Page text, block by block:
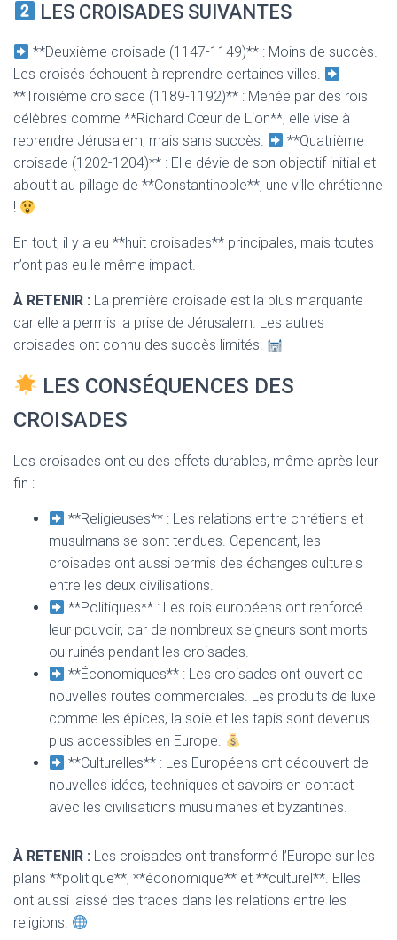
LES CROISADES SUIVANTES
**Deuxième croisade (1147-1149)** : Moins de succès.
Les croisés échouent à reprendre certaines villes.
**Troisième croisade (1189-1192)** : Menée par des rois
célèbres comme **Richard Cœur de Lion**, elle vise à
reprendre Jérusalem, mais sans succès.
**Quatrième
croisade (1202-1204)** : Elle dévie de son objectif initial et
aboutit au pillage de **Constantinople**, une ville chrétienne
!
En tout, il y a eu **huit croisades** principales, mais toutes
n’ont pas eu le même impact.
À RETENIR : La première croisade est la plus marquante
car elle a permis la prise de Jérusalem. Les autres
croisades ont connu des succès limités.
LES CONSÉQUENCES DES
CROISADES
Les croisades ont eu des effets durables, même après leur
fin :
**Religieuses** : Les relations entre chrétiens et
musulmans se sont tendues. Cependant, les
croisades ont aussi permis des échanges culturels
entre les deux civilisations.
**Politiques** : Les rois européens ont renforcé
leur pouvoir, car de nombreux seigneurs sont morts
ou ruinés pendant les croisades.
**Économiques** : Les croisades ont ouvert de
nouvelles routes commerciales. Les produits de luxe
comme les épices, la soie et les tapis sont devenus
plus accessibles en Europe.
**Culturelles** : Les Européens ont découvert de
nouvelles idées, techniques et savoirs en contact
avec les civilisations musulmanes et byzantines.
À RETENIR : Les croisades ont transformé l’Europe sur les
plans **politique**, **économique** et **culturel**. Elles
ont aussi laissé des traces dans les relations entre les
religions.